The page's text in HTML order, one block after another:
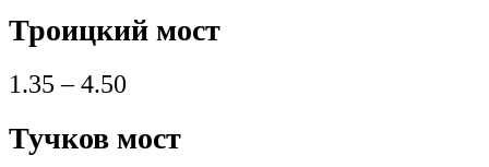
Троицкий мост
1.35 – 4.50
Тучков мост